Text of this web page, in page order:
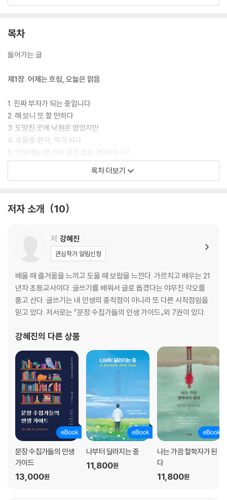
는 이 책을 통해 우리는 한 번도 그려보지 못한 삶의 면면을, 그 낯설고 새
목차
들어가는 글
제1장. 어제는 흐림, 오늘은 맑음
1. 진짜 부자가 되는 중입니다
2. 해 보니 또 할 만하다
3. 도망친 곳에 낙원은 없었지만
4. 우울증 환자, 작가 되다
5. 인생에는 한 가지 길만 있는 것이 아니다
6. 작은 변화가 만든 건강한 나
7. 내가 꿈꾸던 성공, 그리고 그 너머
10. 한 번 더 내보는 용기
제2장. 어떤 길이든 의미가 있지
1. 테니스로 하나 된 우리
2. 빈 곳을 채워 주는 사람
3. 죄수생? 아니요, 재수생입니다
4. 인생의 파도에 올라타는 법
5. 성공은 기쁨 속에 숨어 있다
7. 매일 집밥을 차리기로 결심합니다
9. 성공은 함께 이룰 때 더욱 의미 있다
10. 단절과 이음의 연결고리
제3장. 미워도 고와도 내 인생
1. 열심히 노력하는 앤처럼
2. 오래 나를 마주 본다
4. 제대로 된 프로 되는 법
5. 과정을 누리는 것이 인생이다
6. 변화 속에서 길을 찾다
목차 더보기
저자 소개 10
저 강혜진
관심작가 알림신청
배울 때 즐거움을 느끼고 도울 때 보람을 느낀다. 가르치고 배우는 21
년차 초등교사이다. 글쓰기를 배워서 글로 돕겠다는 야무진 각오를
품고 산다. 글쓰기는 내 인생의 종착점이 아니라 또 다른 시작점임을
믿고 있다. 저서로는 『문장 수집가들의 인생 가이드』외 7권이 있다.
강혜진의 다른 상품
문장 수집가들의 인생
가이드
13,000원
나부터 달라지는 중
11,800원
나는 가끔 철학자가 된
다
11,800원